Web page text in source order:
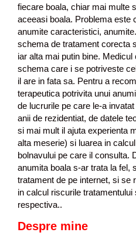
fiecare boala, chiar mai multe
aceeasi boala. Problema este
anumite caracteristici,
schema de tratament corecta
iar alta mai putin bine.
schema care i se potriveste
il are in fata sa. Pentru a
terapeutica potrivita unui
de lucrurile pe care le-a
anii de rezidentiat, de datele
si mai mult il ajuta experienta
alta meserie) si luarea in
bolnavului pe care il consulta.
anumita boala s-ar trata la fel,
tratament de pe internet, si se
in calcul riscurile tratamentului
respectiva..
Despre mine